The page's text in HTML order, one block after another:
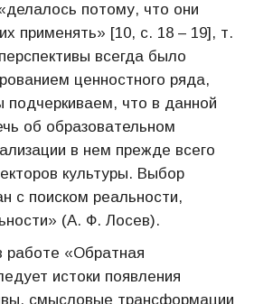
потому, что они
применять» [10, с. 18 – 19], т.
всегда было
ценностного ряда,
что в данной
об образовательном
в нем прежде всего
культуры. Выбор
с поиском реальности,
(А. Ф. Лосев).
работе «Обратная
истоки появления
смысловые трансформации